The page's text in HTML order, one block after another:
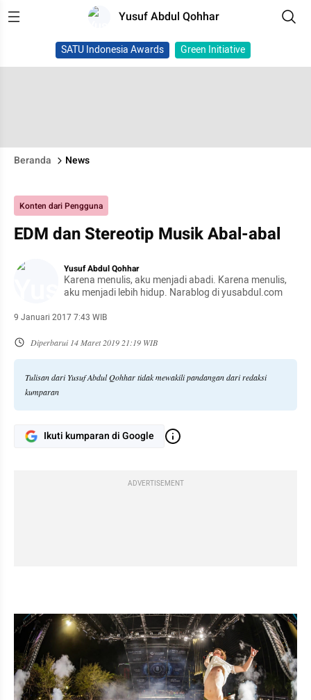
Yusuf Abdul Qohhar
SATU Indonesia Awards Green Initiative
Beranda News
Konten dari Pengguna
EDM dan Stereotip Musik Abal-abal
Yusuf Abdul Qohhar
Karena menulis, aku menjadi abadi. Karena menulis,
aku menjadi lebih hidup. Narablog di yusabdul.com
9 Januari 2017 7:43 WIB
Diperbarui 14 Maret 2019 21:19 WIB
Tulisan dari Yusuf Abdul Qohhar tidak mewakili pandangan dari redaksi
kumparan
Ikuti kumparan di Google
ADVERTISEMENT